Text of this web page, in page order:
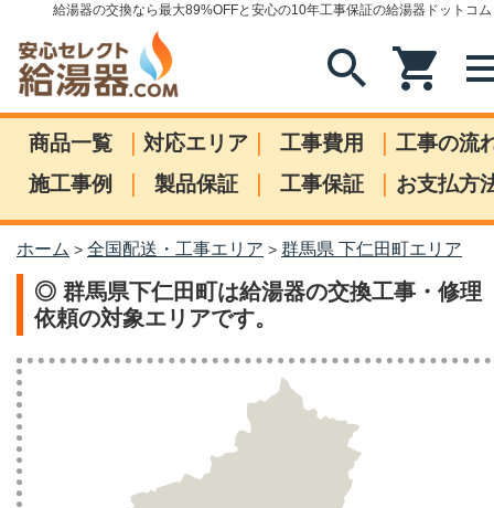
給湯器の交換なら最大89%OFFと安心の10年工事保証の給湯器ドットコム
search shopping_cart
商品一覧 | 対応エリア | 工事費用 | 工事の流
施工事例
| 製品保証 | 工事保証 | お支払方
ホーム > 全国配送・工事エリア > 群馬県 下仁田町エリア
◎ 群馬県下仁田町は給湯器の交換工事・修理
依頼の対象エリアです。